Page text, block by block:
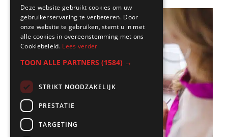
Deze website gebruikt cookies om uw
gebruikerservaring te verbeteren. Door
onze website te gebruiken, stemt u in met
alle cookies in overeenstemming met ons
Cookiebeleid. Lees verder
TOON ALLE PARTNERS (1584) →
STRIKT NOODZAKELIJK
PRESTATIE
TARGETING